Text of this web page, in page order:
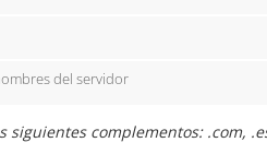
del servidor
siguientes complementos: .com,